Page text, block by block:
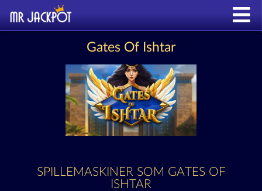
Gates Of Ishtar
SPILLEMASKINER SOM GATES OF
ISHTAR